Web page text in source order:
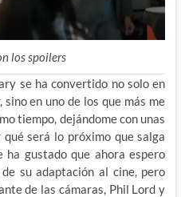
los spoilers
se ha convertido no solo en
en uno de los que más me
tiempo, dejándome con unas
será lo próximo que salga
ha gustado que ahora espero
su adaptación al cine, pero
de las cámaras, Phil Lord y